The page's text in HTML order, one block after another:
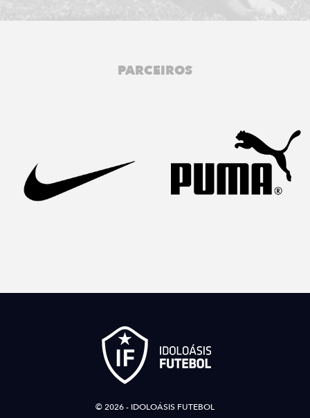
PARCEIROS
© 2026 - IDOLOÁSIS FUTEBOL